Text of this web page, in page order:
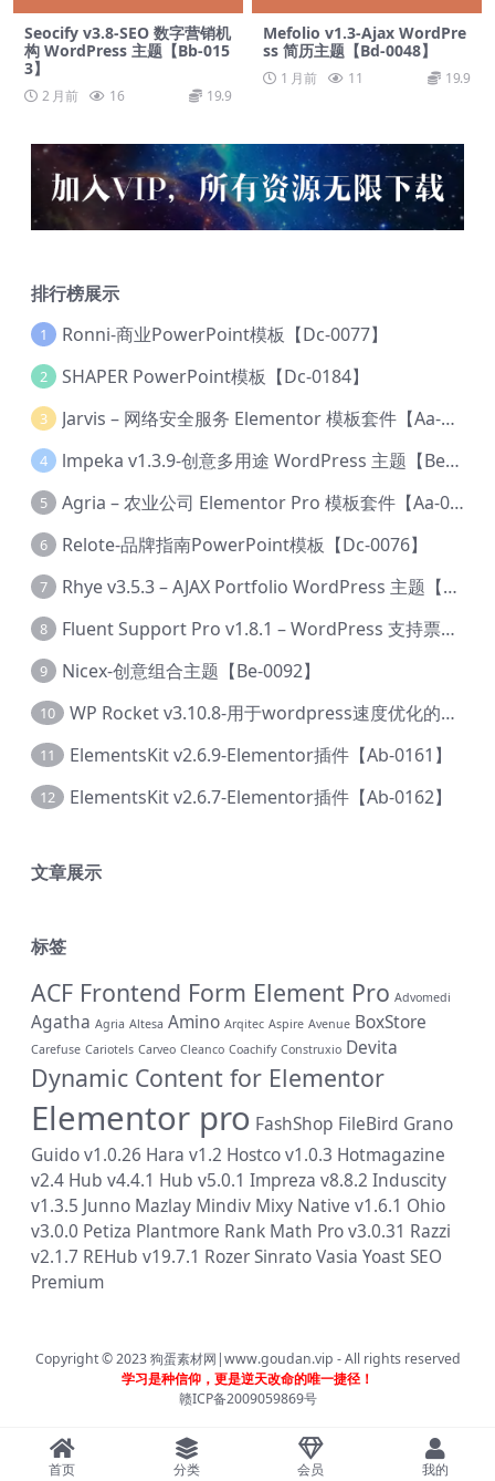
Seocify v3.8-SEO 数字营销机
构 WordPress 主题【Bb-015
3】
2 月前 16 19.9
Mefolio v1.3-Ajax WordPre
ss 简历主题【Bd-0048】
1 月前 11 19.9
排行榜展示
1 Ronni-商业PowerPoint模板【Dc-0077】
2 SHAPER PowerPoint模板【Dc-0184】
3 Jarvis – 网络安全服务 Elementor 模板套件【Aa-0035】
4 lmpeka v1.3.9-创意多用途 WordPress 主题【Be-0064】
5 Agria – 农业公司 Elementor Pro 模板套件【Aa-0003】
6 Relote-品牌指南PowerPoint模板【Dc-0076】
7 Rhye v3.5.3 – AJAX Portfolio WordPress 主题【Bi-0049】
8 Fluent Support Pro v1.8.1 – WordPress 支持票务系统【Cc-0041】
9 Nicex-创意组合主题【Be-0092】
10 WP Rocket v3.10.8-用于wordpress速度优化的缓存加速插件【Cd-0019】
11 ElementsKit v2.6.9-Elementor插件【Ab-0161】
12 ElementsKit v2.6.7-Elementor插件【Ab-0162】
文章展示
标签
ACF Frontend Form Element Pro Advomedi
Agatha Agria Altesa Amino Arqitec Aspire Avenue BoxStore
Carefuse Cariotels Carveo Cleanco Coachify Construxio Devita
Dynamic Content for Elementor
Elementor pro FashShop FileBird Grano
Guido v1.0.26 Hara v1.2 Hostco v1.0.3 Hotmagazine
v2.4 Hub v4.4.1 Hub v5.0.1 Impreza v8.8.2 Induscity
v1.3.5 Junno Mazlay Mindiv Mixy Native v1.6.1 Ohio
v3.0.0 Petiza Plantmore Rank Math Pro v3.0.31 Razzi
v2.1.7 REHub v19.7.1 RozerSinratoVasia Yoast SEO
Premium
Copyright © 2023狗蛋素材网|www.goudan.vip - All rights reserved
学习是种信仰，更是逆天改命的唯一捷径！
赣ICP备2009059869号
首页 分类 会员 我的